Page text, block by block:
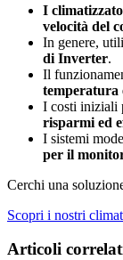
I
velocità del
In genere,
di Inverter.
Il
temperatura
I costi iniziali
risparmi ed
I sistemi
per il
Cerchi una
Scopri i nostri
Articoli